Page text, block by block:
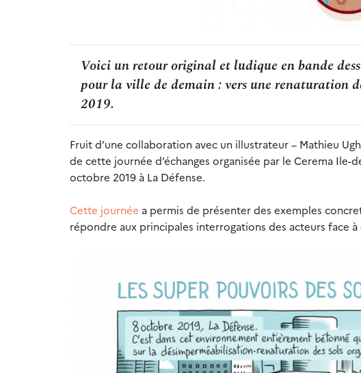
Voici un retour original et ludique en bande
pour la ville de demain : vers une renaturation
2019.
Fruit d’une collaboration avec un illustrateur – Mathieu
de cette journée d’échanges organisée par le Cerema
octobre 2019 à La Défense.
Cette journée a permis de présenter des exemples
répondre aux principales interrogations des acteurs face